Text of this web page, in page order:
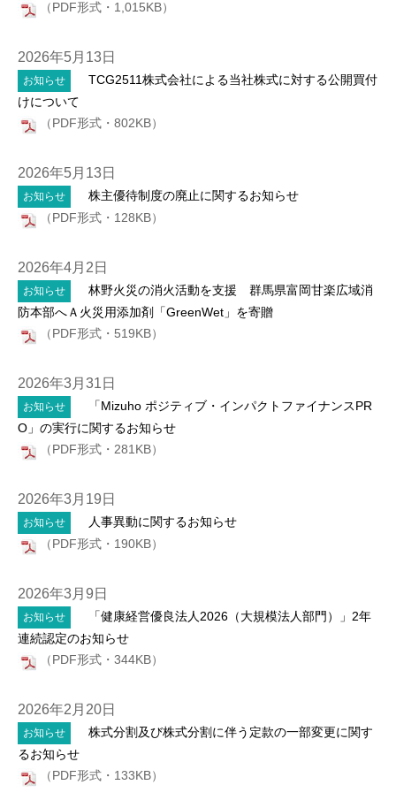
（PDF形式・1,015KB）
2026年5月13日
お知らせ
TCG2511株式会社による当社株式に対する公開買付
けについて
（PDF形式・802KB）
2026年5月13日
お知らせ
株主優待制度の廃止に関するお知らせ
（PDF形式・128KB）
2026年4月2日
お知らせ
林野火災の消火活動を支援 群馬県富岡甘楽広域消
防本部へＡ火災用添加剤「GreenWet」を寄贈
（PDF形式・519KB）
2026年3月31日
お知らせ
「Mizuho ポジティブ・インパクトファイナンスPR
O」の実行に関するお知らせ
（PDF形式・281KB）
2026年3月19日
お知らせ
人事異動に関するお知らせ
（PDF形式・190KB）
2026年3月9日
お知らせ
「健康経営優良法人2026（大規模法人部門）」2年
連続認定のお知らせ
（PDF形式・344KB）
2026年2月20日
お知らせ
株式分割及び株式分割に伴う定款の一部変更に関す
るお知らせ
（PDF形式・133KB）